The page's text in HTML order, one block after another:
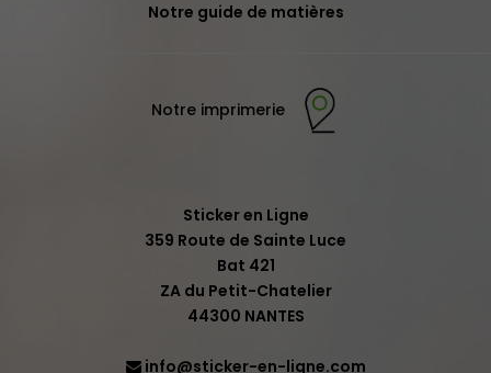
Notre guide de matières
Notre imprimerie
Sticker en Ligne
359 Route de Sainte Luce
Bat 421
ZA du Petit-Chatelier
44300 NANTES
info@sticker-en-ligne.com